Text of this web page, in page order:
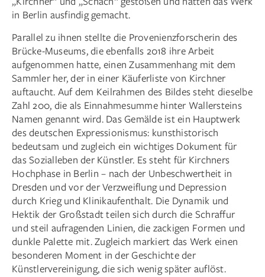
in Berlin ausfindig gemacht.
Parallel zu ihnen stellte die Provenienzforscherin des
Brücke-Museums, die ebenfalls 2018 ihre Arbeit
aufgenommen hatte, einen Zusammenhang mit dem
Sammler her, der in einer Käuferliste von Kirchner
auftaucht. Auf dem Keilrahmen des Bildes steht dieselbe
Zahl 200, die als Einnahmesumme hinter Wallersteins
Namen genannt wird. Das Gemälde ist ein Hauptwerk
des deutschen Expressionismus: kunsthistorisch
bedeutsam und zugleich ein wichtiges Dokument für
das So­zialleben der Künstler. Es steht für Kirchners
Hochphase in Berlin – nach der Unbeschwertheit in
Dresden und vor der Verzweiflung und Depression
durch Krieg und Klinikaufenthalt. Die Dynamik und
Hektik der Großstadt teilen sich durch die Schraffur
und steil aufragenden Linien, die zackigen Formen und
dunkle Palette mit. Zugleich markiert das Werk einen
besonderen Moment in der Geschichte der
Künstlervereinigung, die sich wenig später auflöst.